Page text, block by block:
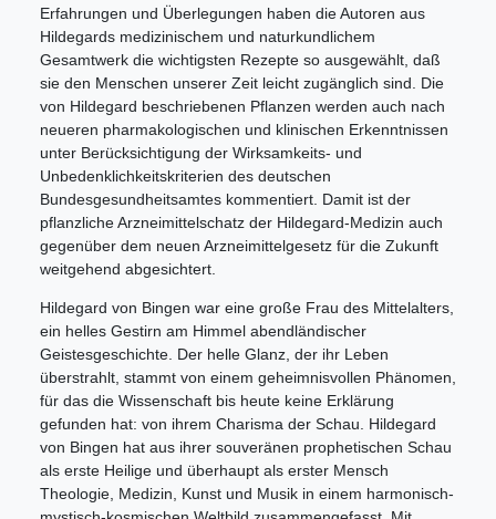
Erfahrungen und Überlegungen haben die Autoren aus
Hildegards medizinischem und naturkundlichem
Gesamtwerk die wichtigsten Rezepte so ausgewählt, daß
sie den Menschen unserer Zeit leicht zugänglich sind. Die
von Hildegard beschriebenen Pflanzen werden auch nach
neueren pharmakologischen und klinischen Erkenntnissen
unter Berücksichtigung der Wirksamkeits- und
Unbedenklichkeitskriterien des deutschen
Bundesgesundheitsamtes kommentiert. Damit ist der
pflanzliche Arzneimittelschatz der Hildegard-Medizin auch
gegenüber dem neuen Arzneimittelgesetz für die Zukunft
weitgehend abgesichtert.
Hildegard von Bingen war eine große Frau des Mittelalters,
ein helles Gestirn am Himmel abendländischer
Geistesgeschichte. Der helle Glanz, der ihr Leben
überstrahlt, stammt von einem geheimnisvollen Phänomen,
für das die Wissenschaft bis heute keine Erklärung
gefunden hat: von ihrem Charisma der Schau. Hildegard
von Bingen hat aus ihrer souveränen prophetischen Schau
als erste Heilige und überhaupt als erster Mensch
Theologie, Medizin, Kunst und Musik in einem harmonisch-